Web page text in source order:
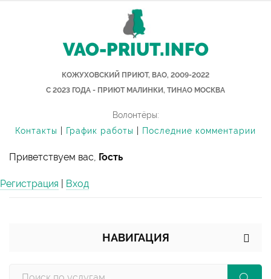
VAO-PRIUT.INFO
КОЖУХОВСКИЙ ПРИЮТ, ВАО, 2009-2022
С 2023 ГОДА - ПРИЮТ МАЛИНКИ, ТИНАО МОСКВА
Волонтёры:
Контакты
График работы Последние комментарии
Приветствуем вас, Гость
Регистрация Вход
НАВИГАЦИЯ